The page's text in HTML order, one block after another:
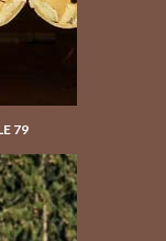
79